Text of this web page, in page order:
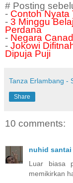
# Posting
- Contoh Nyata
- 3 Minggu
Perdana
- Negara
- Jokowi
Dipuja Puji
Tanza Erlambang -
Share
10 comments:
nuhid santai
Luar biasa
memikirkan